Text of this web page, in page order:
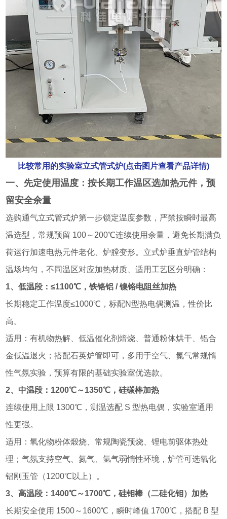
比较常用的实验室立式管式炉(点击图片查看产品详情)
一、先定使用温度：按长期工作温区选加热元件，预
留安全余量
选购通气立式管式炉第一步锁定温度参数，严禁按瞬时最高
温选型，常规预留 100～200℃连续使用余量，避免长期满负
荷运行加速电热元件老化、炉膛变形。立式炉垂直炉管结构
温场均匀，不同温区对应加热材质、适用工艺区分明确：
1、低温段：≤1100℃，铁铬铝 / 镍铬电阻丝加热
长期稳定工作温度≤1000℃，标配N型热电偶测温，性价比
高。
适用：有机物热解、低温催化剂焙烧、普通粉体烘干、铝合
金低温退火；搭配石英炉管即可，多用于空气、氮气常规惰
性气氛实验，预算有限的基础实验室优选款。
2、中温段：1200℃～1350℃，硅碳棒加热
连续使用上限 1300℃，测温选配 S 型热电偶，实验室通用
性更强。
适用：氧化物粉体煅烧、常规陶瓷预烧、锂电前驱体热处
理；气氛支持空气、氮气、氩气弱惰性环境，炉管可选氧化
铝刚玉管（1200℃以上）。
3、高温段：1400℃～1700℃，硅钼棒（二硅化钼）加热
长期安全使用 1500～1600℃，瞬时峰值 1700℃，搭配 B 型